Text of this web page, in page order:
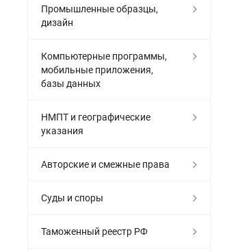
Промышленные образцы,
дизайн
Компьютерные программы,
мобильные приложения,
базы данных
НМПТ и географические
указания
Авторские и смежные права
Суды и споры
Таможенный реестр РФ